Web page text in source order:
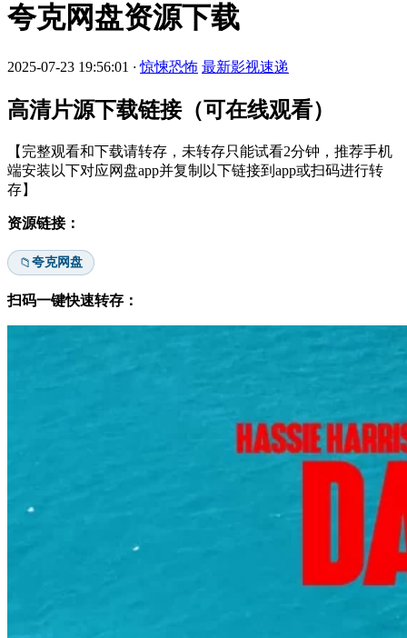
夸克网盘资源下载
2025-07-23 19:56:01 · 惊悚恐怖 最新影视速递
高清片源下载链接（可在线观看）
【完整观看和下载请转存，未转存只能试看2分钟，推荐手机
端安装以下对应网盘app并复制以下链接到app或扫码进行转
存】
资源链接：
📁夸克网盘
扫码一键快速转存：